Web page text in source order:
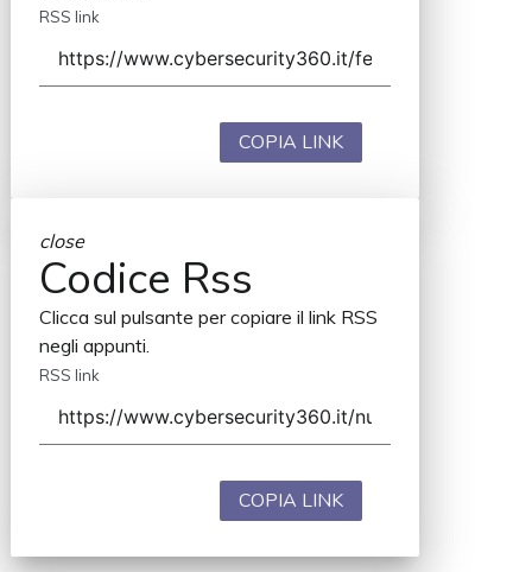
RSS link
COPIA LINK
close
Codice Rss
Clicca sul pulsante per copiare il link RSS
negli appunti.
RSS link
COPIA LINK